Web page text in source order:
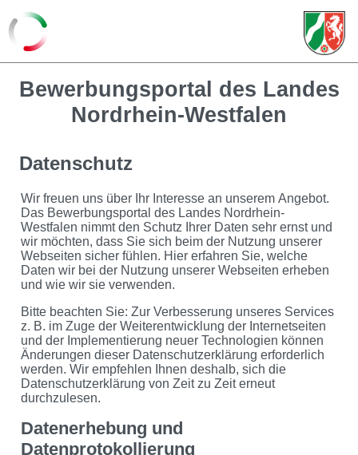
Bewerbungsportal des Landes
Nordrhein-Westfalen
Datenschutz
Wir freuen uns über Ihr Interesse an unserem Angebot.
Das Bewerbungsportal des Landes Nordrhein-
Westfalen nimmt den Schutz Ihrer Daten sehr ernst und
wir möchten, dass Sie sich beim der Nutzung unserer
Webseiten sicher fühlen. Hier erfahren Sie, welche
Daten wir bei der Nutzung unserer Webseiten erheben
und wie wir sie verwenden.
Bitte beachten Sie: Zur Verbesserung unseres Services
z. B. im Zuge der Weiterentwicklung der Internetseiten
und der Implementierung neuer Technologien können
Änderungen dieser Datenschutzerklärung erforderlich
werden. Wir empfehlen Ihnen deshalb, sich die
Datenschutzerklärung von Zeit zu Zeit erneut
durchzulesen.
Datenerhebung und
Datenprotokollierung